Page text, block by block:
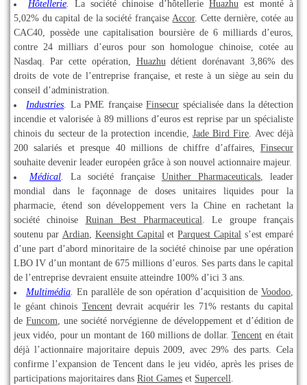
Hôtellerie. La société chinoise d’hôtellerie Huazhu est monté à
5,02% du capital de la société françaiseAccor. Cette dernière, cotée au
CAC40, possède une capitalisation boursière de 6 milliards d’euros,
contre 24 milliars d’euros pour son homologue chinoise, cotée au
Nasdaq. Par cette opération, Huazhudétient dorénavant 3,86% des
droits de vote de l’entreprise française, et reste à un siège au sein du
conseil d’administration.
Industries. La PME française Finsecur spécialisée dans la détection
incendie et valorisée à 89 millions d’euros est reprise par un spécialiste
chinois du secteur de la protection incendie, Jade Bird Fire. Avec déjà
200 salariés et presque 40 millions de chiffre d’affaires, Finsecur
souhaite devenir leader européen grâce à son nouvel actionnaire majeur.
Médical. La société française Unither Pharmaceuticals, leader
mondial dans le façonnage de doses unitaires liquides pour la
pharmacie, étend son développement vers la Chine en rachetant la
société chinoise Ruinan Best Pharmaceutical. Le groupe français
soutenu par Ardian, Keensight CapitaletParquest Capital s’est emparé
d’une part d’abord minoritaire de la société chinoise par une opération
LBO IV d’un montant de 675 millions d’euros. Ses parts dans le capital
de l’entreprise devraient ensuite atteindre 100% d’ici 3 ans.
Multimédia. En parallèle de son opération d’acquisition deVoodoo,
le géant chinois Tencentdevrait acquérir les 71% restants du capital
deFuncom, une société norvégienne de développement et d’édition de
jeux vidéo, pour un montant de 160 millions de dollar.Tencent en était
déjà l’actionnaire majoritaire depuis 2009, avec 29% des parts. Cela
confirme l’expansion de Tencent dans le jeu vidéo, après les prises de
participations majoritaires dans Riot Games et Supercell.